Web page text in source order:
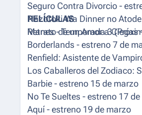
Seguro Contra Divorcio -
Nazotoki Wa Dinner no
Manes - Temporada 3
PELÍCULAS
Retrato de un Amor a Ciegas
Borderlands - estreno 7 de
Renfield: Asistente de
Los Caballeros del Zodiaco:
Barbie - estreno 15 de marzo
No Te Sueltes - estreno 17
Aquí - estreno 19 de marzo